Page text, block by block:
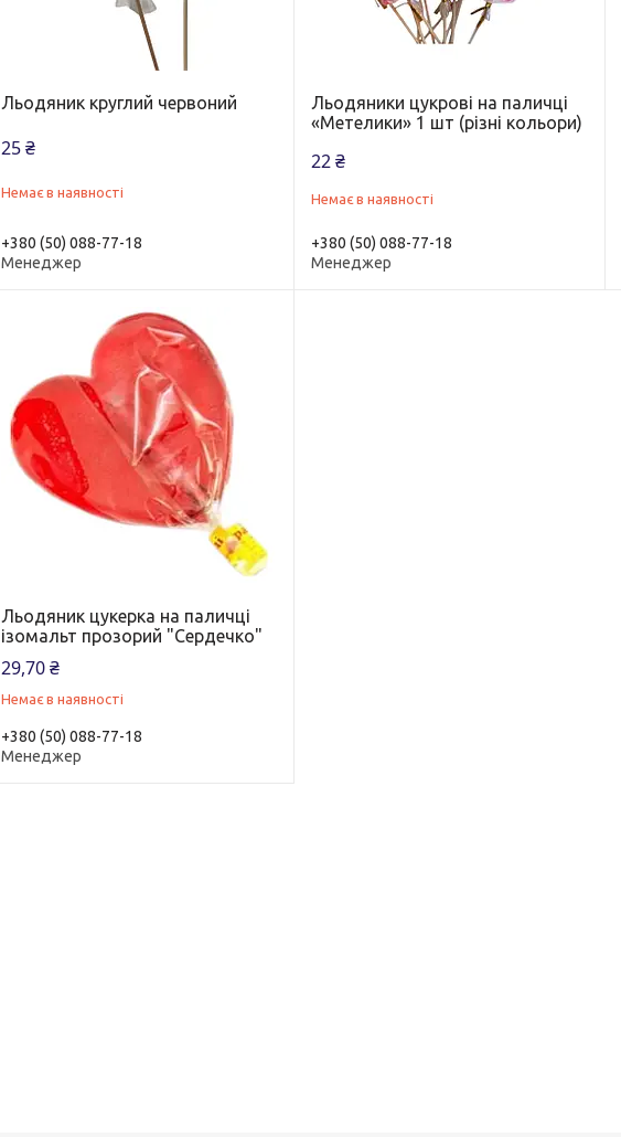
Льодяник круглий червоний
25 ₴
Немає в наявності
+380 (50) 088-77-18
Менеджер
Льодяники цукрові на паличці
«Метелики» 1 шт (різні кольори)
22 ₴
Немає в наявності
+380 (50) 088-77-18
Менеджер
Льодяник цукерка на паличці
ізомальт прозорий "Сердечко"
29,70 ₴
Немає в наявності
+380 (50) 088-77-18
Менеджер